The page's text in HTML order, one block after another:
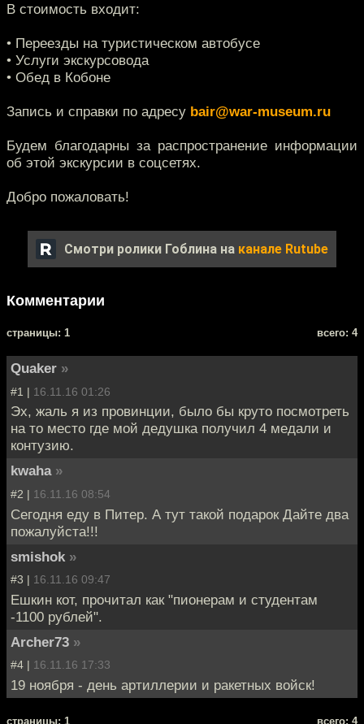
В стоимость входит:
• Переезды на туристическом автобусе
• Услуги экскурсовода
• Обед в Кобоне
Запись и справки по адресу bair@war-museum.ru
Будем благодарны за распространение информации
об этой экскурсии в соцсетях.
Добро пожаловать!
Смотри ролики Гоблина на канале Rutube
Комментарии
cтраницы: 1 всего: 4
Quaker »
#1 | 16.11.16 01:26
Эх, жаль я из провинции, было бы круто посмотреть
на то место где мой дедушка получил 4 медали и
контузию.
kwaha »
#2 | 16.11.16 08:54
Сегодня еду в Питер. А тут такой подарок Дайте два
пожалуйста!!!
smishok »
#3 | 16.11.16 09:47
Ешкин кот, прочитал как "пионерам и студентам
-1100 рублей".
Archer73 »
#4 | 16.11.16 17:33
19 ноября - день артиллерии и ракетных войск!
cтраницы: 1 всего: 4